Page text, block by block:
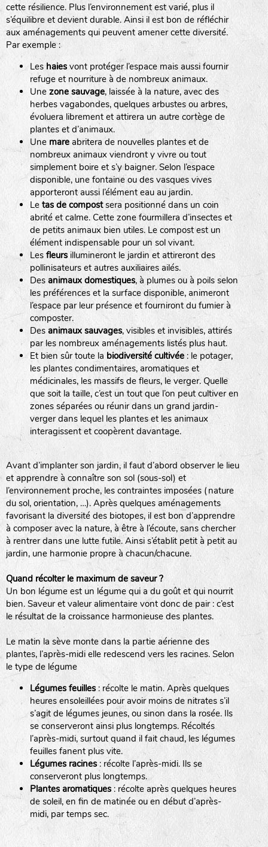
BINGENHEIMER SAATGUT (BGH)
www.bingenheimersaatgut.de
DE BOLSTER (DBO)
www.bolster.nl
GRAINE DEL PAÏS (GDP)
www.grainesdelpais.com
JARDIN EN’VIE (JEV)
LA BOITE A GRAINES (LBAG)
LA RÉFÉRENCE :F BEL20BPA1A (en haut à gauche)
F : Fleurs.
Les autres catégories étant :
E: Engrais vert
L: Légumes
A: Aromatiques
BEL : Code de la variété(Ici Belle de nuit)
(ici 2020)
BPA : Initiales du producteur ou du fournisseur de la
semence.
1 : Numéro d’ordre du lot
A : Sans calibre.
: Gros
M: Moyen calibre
P: Petit calibre
cette résilience. Plus l’environnement est varié, plus il
s’équilibre et devient durable. Ainsi il est bon de réfléchir
aux aménagements qui peuvent amener cette diversité.
Par exemple :
Les haiesvont protéger l’espace mais aussi fournir
refuge et nourriture à de nombreux animaux.
Une zone sauvage, laissée à la nature, avec des
herbes vagabondes, quelques arbustes ou arbres,
évoluera librement et attirera un autre cortège de
plantes et d’animaux.
Une mareabritera de nouvelles plantes et de
nombreux animaux viendront y vivre ou tout
simplement boire et s’y baigner. Selon l’espace
disponible, une fontaine ou des vasques vives
apporteront aussi l’élément eau au jardin.
Le tas de compostsera positionné dans un coin
abrité et calme. Cette zone fourmillera d’insectes et
de petits animaux bien utiles. Le compost est un
élément indispensable pour un sol vivant.
Les fleursillumineront le jardin et attireront des
pollinisateurs et autres auxiliaires ailés.
Des animaux domestiques, à plumes ou à poils selon
les préférences et la surface disponible, animeront
l’espace par leur présence et fourniront du fumier à
composter.
Des animaux sauvages, visibles et invisibles, attirés
par les nombreux aménagements listés plus haut.
Et bien sûr toute la biodiversité cultivée: le potager,
les plantes condimentaires, aromatiques et
médicinales, les massifs de fleurs, le verger. Quelle
que soit la taille, c’est un tout que l’on peut cultiver en
zones séparées ou réunir dans un grand jardin-
verger dans lequel les plantes et les animaux
interagissent et coopèrent davantage.
Avant d’implanter son jardin, il faut d’abord observer le lieu
et apprendre à connaître son sol (sous-sol) et
l’environnement proche, les contraintes imposées (nature
du sol, orientation, …). Après quelques aménagements
favorisant la diversité des biotopes, il est bon d’apprendre
à composer avec la nature, à être à l’écoute, sans chercher
à rentrer dans une lutte futile. Ainsi s’établit petit à petit au
jardin, une harmonie propre à chacun/chacune.
Quand récolter le maximum de saveur ?
Un bon légume est un légume qui a du goût et qui nourrit
bien. Saveur et valeur alimentaire vont donc de pair : c’est
le résultat de la croissance harmonieuse des plantes.
Le matin la sève monte dans la partie aérienne des
plantes, l’après-midi elle redescend vers les racines. Selon
le type de légume
Légumes feuilles: récolte le matin. Après quelques
heures ensoleillées pour avoir moins de nitrates s’il
s’agit de légumes jeunes, ou sinon dans la rosée. Ils
se conserveront ainsi plus longtemps. Récoltés
l’après-midi, surtout quand il fait chaud, les légumes
feuilles fanent plus vite.
Légumes racines: récolte l’après-midi. Ils se
conserveront plus longtemps.
Plantes aromatiques : récolte après quelques heures
de soleil, en fin de matinée ou en début d’après-
midi, par temps sec.